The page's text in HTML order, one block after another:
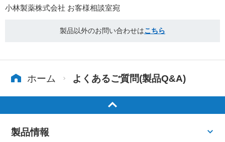
小林製薬株式会社 お客様相談室宛
製品以外のお問い合わせはこちら
ホーム よくあるご質問(製品Q&A)
製品情報